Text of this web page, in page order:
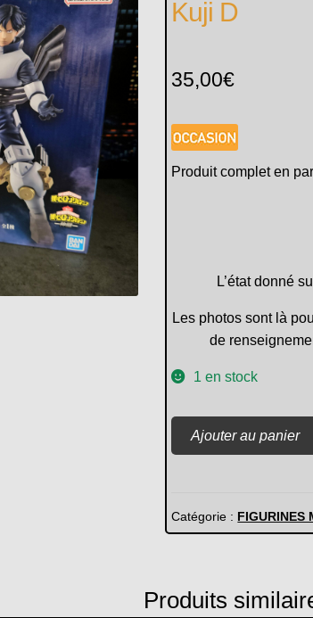
Kuji D
35,00€
Produit complet en
L’état donné
Les photos sont là
de
1 en stock
de
ACADEMIA
-
-
Ajouter au panier
Catégorie : FIGURINES
Produits